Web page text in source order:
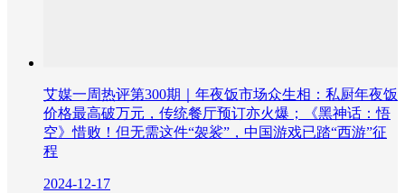
艾媒一周热评第300期｜年夜饭市场众生相：私厨年夜饭
价格最高破万元，传统餐厅预订亦火爆；《黑神话：悟
空》惜败！但无需这件“袈裟”，中国游戏已踏“西游”征
程
2024-12-17